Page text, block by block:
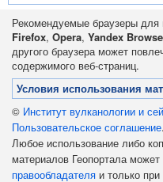
Рекомендуемые браузеры для
Firefox, Opera, Yandex
другого браузера может
содержимого веб-страниц.
Условия использования
© Институт вулканологии и
Пользовательское соглашение.
Любое использование либо
материалов Геопортала
правообладателя и только